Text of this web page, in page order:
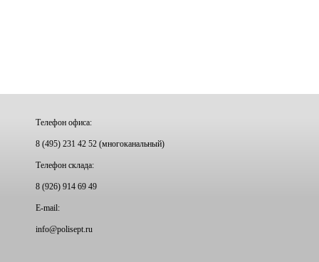
Телефон офиса:
8 (495) 231 42 52 (многоканальный)
Телефон склада:
8 (926) 914 69 49
E-mail:
info@polisept.ru